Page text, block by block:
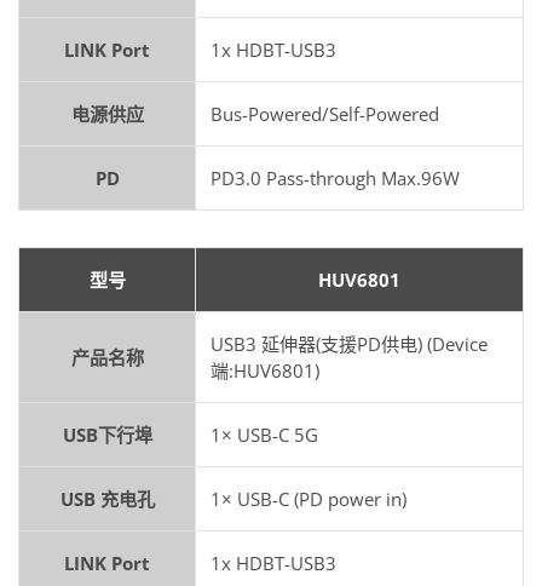
LINK Port 1x HDBT-USB3
电源供应 Bus-Powered/Self-Powered
PD PD3.0 Pass-through Max.96W
型号 HUV6801
产品名称
USB3 延伸器(支援PD供电) (Device
端:HUV6801)
USB下行埠 1× USB-C 5G
USB 充电孔 1× USB-C (PD power in)
LINK Port 1x HDBT-USB3